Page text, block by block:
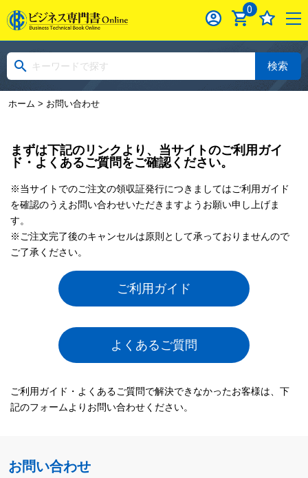
0
検索
ホーム > お問い合わせ
まずは下記のリンクより、当サイトのご利用ガイ
ド・よくあるご質問をご確認ください。
※当サイトでのご注文の領収証発行につきましてはご利用ガイド
を確認のうえお問い合わせいただきますようお願い申し上げま
す。
※ご注文完了後のキャンセルは原則として承っておりませんので
ご了承ください。
ご利用ガイド
よくあるご質問
ご利用ガイド・よくあるご質問で解決できなかったお客様は、下
記のフォームよりお問い合わせください。
お問い合わせ